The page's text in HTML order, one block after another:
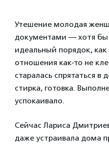
Утешение молодая
документами — хотя бы
идеальный порядок,
отношения как-то не
старалась спрятаться
стирка, готовка.
успокаивало.
Сейчас Лариса
даже устраивала дома